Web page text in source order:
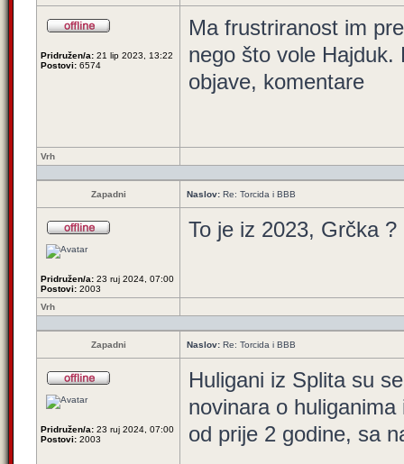
Pridružen/a: 21 lip 2023, 13:22
Postovi: 6574
Ma frustriranost im
nego što vole
objave, komentare
Vrh
Zapadni Naslov: Re: Torcida i BBB
Pridružen/a: 23 ruj 2024, 07:00
Postovi: 2003
To je iz 2023, Grčka ?
Vrh
Zapadni Naslov: Re: Torcida i BBB
Pridružen/a: 23 ruj 2024, 07:00
Postovi: 2003
Huligani iz Splita su
novinara o
od prije 2 godine, sa